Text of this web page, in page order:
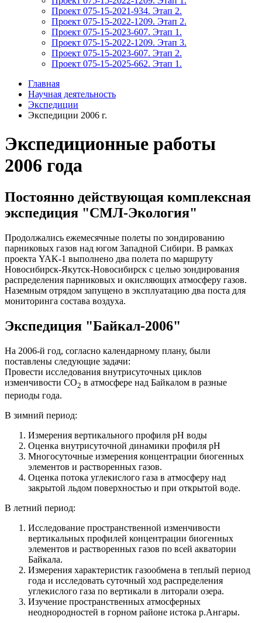
Проект 075-15-2021-934. Этап 2.
Проект 075-15-2022-1209. Этап 2.
Проект 075-15-2023-607. Этап 1.
Проект 075-15-2022-1209. Этап 3.
Проект 075-15-2023-607. Этап 2.
Проект 075-15-2025-662. Этап 1.
Главная
Научная деятельность
Экспедиции
Экспедиции 2006 г.
Экспедиционные работы
2006 года
Постоянно действующая комплексная
экспедиция "СМЛ-Экология"
Продолжались ежемесячные полеты по зондированию
парниковых газов над югом Западной Сибири. В рамках
проекта YAK-1 выполнено два полета по маршруту
Новосибирск-Якутск-Новосибирск с целью зондирования
распределения парниковых и окисляющих атмосферу газов.
Наземным отрядом запущено в эксплуатацию два поста для
мониторинга состава воздуха.
Экспедиция "Байкал-2006"
На 2006-й год, согласно календарному плану, были
поставлены следующие задачи:
Провести исследования внутрисуточных циклов
изменчивости СО2 в атмосфере над Байкалом в разные
периоды года.
В зимний период:
Измерения вертикального профиля рН воды
Оценка внутрисуточной динамики профиля рН
Многосуточные измерения концентрации биогенных
элементов и растворенных газов.
Оценка потока углекислого газа в атмосферу над
закрытой льдом поверхностью и при открытой воде.
В летний период:
Исследование пространственной изменчивости
вертикальных профилей концентрации биогенных
элементов и растворенных газов по всей акватории
Байкала.
Измерения характеристик газообмена в теплый период
года и исследовать суточный ход распределения
углекислого газа по вертикали в литорали озера.
Изучение пространственных атмосферных
неоднородностей в горном районе истока р.Ангары.